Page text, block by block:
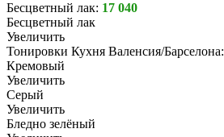
Бесцветный лак: 17 040
Бесцветный лак
Увеличить
Тонировки Кухня Валенсия/Барселона:
Кремовый
Увеличить
Серый
Увеличить
Бледно зелёный